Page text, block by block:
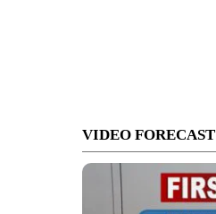
VIDEO FORECAST